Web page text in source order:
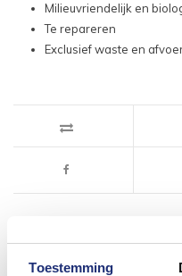
Toestemming
Milieuvriendelijk en
Te repareren
Exclusief waste en